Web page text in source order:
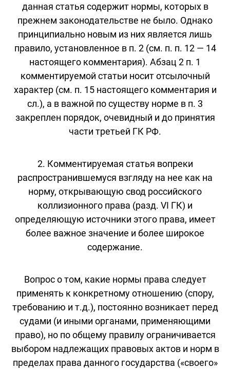
данная статья содержит нормы, которых в
прежнем законодательстве не было. Однако
принципиально новым из них является лишь
правило, установленное в п. 2 (см. п. п. 12 — 14
настоящего комментария). Абзац 2 п. 1
комментируемой статьи носит отсылочный
характер (см. п. 15 настоящего комментария и
сл.), а в важной по существу норме в п. 3
закреплен порядок, очевидный и до принятия
части третьей ГК РФ.
2. Комментируемая статья вопреки
распространившемуся взгляду на нее как на
норму, открывающую свод российского
коллизионного права (разд. VI ГК) и
определяющую источники этого права, имеет
более важное значение и более широкое
содержание.
Вопрос о том, какие нормы права следует
применять к конкретному отношению (спору,
требованию и т.д.), постоянно возникает перед
судами (и иными органами, применяющими
право), но по общему правилу ограничивается
выбором надлежащих правовых актов и норм в
пределах права данного государства («своего»